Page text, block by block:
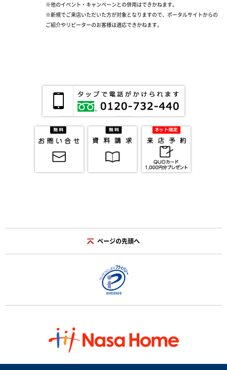
※他のイベント・キャンペーンとの併用はできかねます。
※新規でご来店いただいた方が対象となりますので、ポータルサイトからの
ご紹介やリピーターのお客様は適応できかねます。
ページの先頭へ